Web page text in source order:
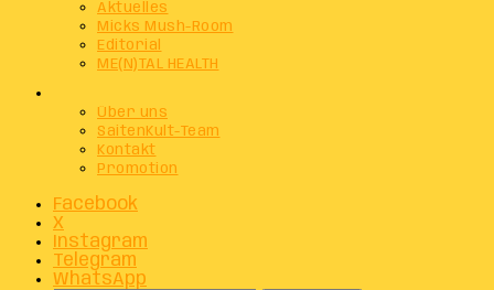
Aktuelles
Micks Mush-Room
Editorial
ME(N)TAL HEALTH
Über uns
SaitenKult-Team
Kontakt
Promotion
Facebook
X
Instagram
Telegram
WhatsApp